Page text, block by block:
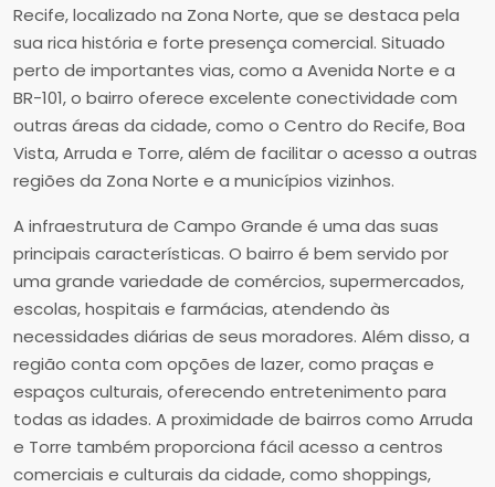
Recife, localizado na Zona Norte, que se destaca pela
sua rica história e forte presença comercial. Situado
perto de importantes vias, como a Avenida Norte e a
BR-101, o bairro oferece excelente conectividade com
outras áreas da cidade, como o Centro do Recife, Boa
Vista, Arruda e Torre, além de facilitar o acesso a outras
regiões da Zona Norte e a municípios vizinhos.
A infraestrutura de Campo Grande é uma das suas
principais características. O bairro é bem servido por
uma grande variedade de comércios, supermercados,
escolas, hospitais e farmácias, atendendo às
necessidades diárias de seus moradores. Além disso, a
região conta com opções de lazer, como praças e
espaços culturais, oferecendo entretenimento para
todas as idades. A proximidade de bairros como Arruda
e Torre também proporciona fácil acesso a centros
comerciais e culturais da cidade, como shoppings,